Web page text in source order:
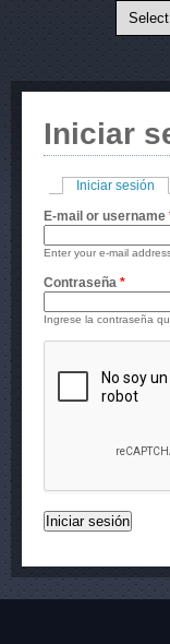
Iniciar
Solapas
Iniciar sesión
E-mail or username
Enter your e-mail
Contraseña *
Ingrese la contraseña